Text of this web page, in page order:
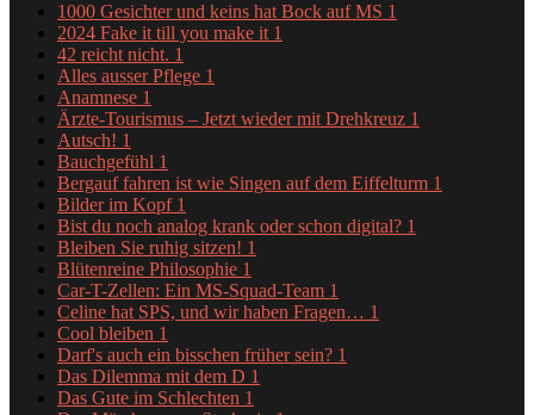
1000 Gesichter und keins hat Bock auf MS 1
2024 Fake it till you make it 1
42 reicht nicht. 1
Alles ausser Pflege 1
Anamnese 1
Ärzte-Tourismus – Jetzt wieder mit Drehkreuz 1
Autsch! 1
Bauchgefühl 1
Bergauf fahren ist wie Singen auf dem Eiffelturm 1
Bilder im Kopf 1
Bist du noch analog krank oder schon digital? 1
Bleiben Sie ruhig sitzen! 1
Blütenreine Philosophie 1
Car-T-Zellen: Ein MS-Squad-Team 1
Celine hat SPS, und wir haben Fragen… 1
Cool bleiben 1
Darf's auch ein bisschen früher sein? 1
Das Dilemma mit dem D 1
Das Gute im Schlechten 1